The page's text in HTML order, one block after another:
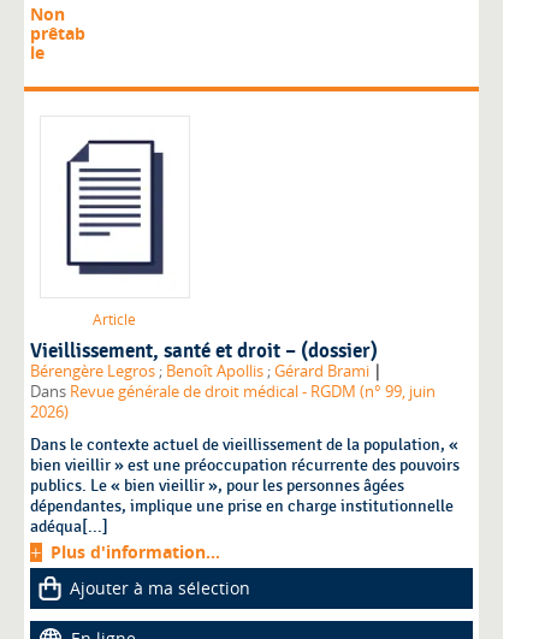
Non
prêtab
le
Article
Vieillissement, santé et droit – (dossier)
Bérengère Legros ; Benoît Apollis ;Gérard Brami |
Dans Revue générale de droit médical - RGDM (n° 99, juin
2026)
Dans le contexte actuel de vieillissement de la population, «
bien vieillir » est une préoccupation récurrente des pouvoirs
publics. Le « bien vieillir », pour les personnes âgées
dépendantes, implique une prise en charge institutionnelle
adéqua[...]
Plus d'information...
Ajouter à ma sélection